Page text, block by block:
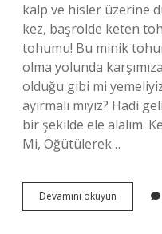
kalp ve hisler üzerine
kez, başrolde keten
tohumu! Bu minik
olma yolunda
olduğu gibi mi
ayırmalı mıyız? Hadi
bir şekilde ele alalım.
Mi, Öğütülerek…
Devamını okuyun
tohumu